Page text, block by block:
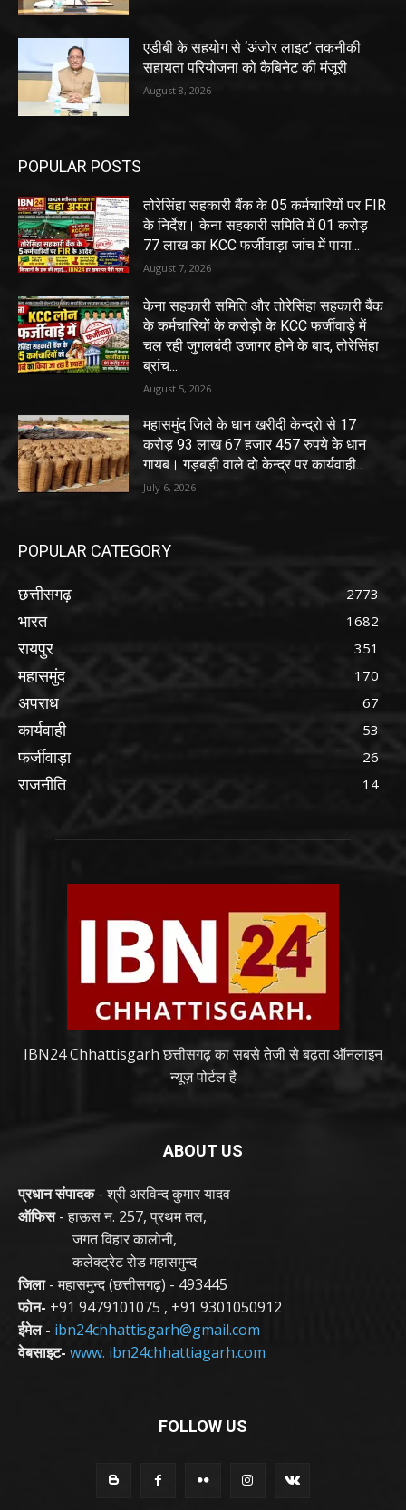
एडीबी के सहयोग से ‘अंजोर लाइट’ तकनीकी
सहायता परियोजना को कैबिनेट की मंजूरी
August 8, 2026
POPULAR POSTS
तोरेसिंहा सहकारी बैंक के 05 कर्मचारियों पर FIR
के निर्देश। केना सहकारी समिति में 01 करोड़
77 लाख का KCC फर्जीवाड़ा जांच में पाया...
August 7, 2026
केना सहकारी समिति और तोरेसिंहा सहकारी बैंक
के कर्मचारियों के करोड़ो के KCC फर्जीवाड़े में
चल रही जुगलबंदी उजागर होने के बाद, तोरेसिंहा
ब्रांच...
August 5, 2026
महासमुंद जिले के धान खरीदी केन्द्रो से 17
करोड़ 93 लाख 67 हजार 457 रुपये के धान
गायब। गड़बड़ी वाले दो केन्द्र पर कार्यवाही...
July 6, 2026
POPULAR CATEGORY
छत्तीसगढ़ 2773
भारत 1682
रायपुर 351
महासमुंद 170
अपराध 67
कार्यवाही 53
फर्जीवाड़ा 26
राजनीति 14
IBN24 Chhattisgarh छत्तीसगढ़ का सबसे तेजी से बढ़ता ऑनलाइन
न्यूज़ पोर्टल है
ABOUT US
प्रधान संपादक- श्री अरविन्द कुमार यादव
ऑफिस- हाऊस न. 257, प्रथम तल,
जगत विहार कालोनी,
कलेक्ट्रेट रोड महासमुन्द
जिला- महासमुन्द (छत्तीसगढ़) - 493445
फोन- +91 9479101075 , +91 9301050912
ईमेल - ibn24chhattisgarh@gmail.com
वेबसाइट- www. ibn24chhattiagarh.com
FOLLOW US